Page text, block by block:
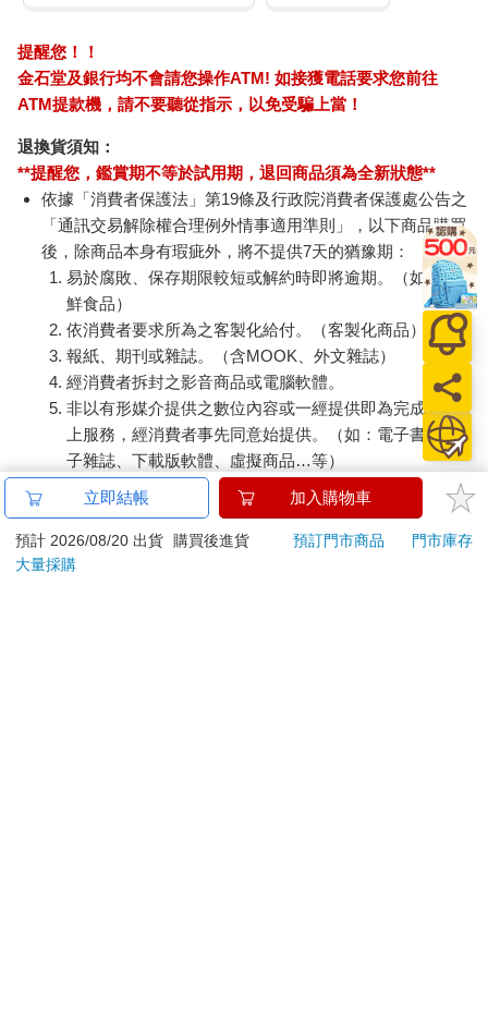
提醒您！！
金石堂及銀行均不會請您操作ATM! 如接獲電話要求您前往
ATM提款機，請不要聽從指示，以免受騙上當！
退換貨須知：
**提醒您，鑑賞期不等於試用期，退回商品須為全新狀態**
依據「消費者保護法」第19條及行政院消費者保護處公告之
「通訊交易解除權合理例外情事適用準則」，以下商品購買
後，除商品本身有瑕疵外，將不提供7天的猶豫期：
易於腐敗、保存期限較短或解約時即將逾期。（如：生
鮮食品）
依消費者要求所為之客製化給付。（客製化商品）
報紙、期刊或雜誌。（含MOOK、外文雜誌）
經消費者拆封之影音商品或電腦軟體。
非以有形媒介提供之數位內容或一經提供即為完成之線
上服務，經消費者事先同意始提供。（如：電子書、電
子雜誌、下載版軟體、虛擬商品…等）
已拆封之個人衛生用品。（如：內衣褲、刮鬍刀、除毛
若非上列種類商品，均享有到貨7天的猶豫期（含例假
日）。
立即結帳 加入購物車
預計 2026/08/20 出貨 購買後進貨 預訂門市商品
門市庫存
大量採購